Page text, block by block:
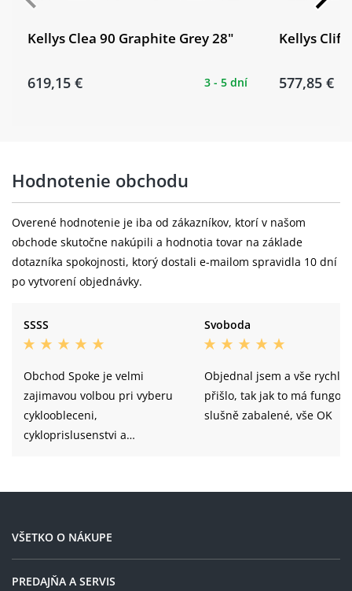
Kellys Clea 90 Graphite Grey 28"
619,15 € 3 - 5 dní
Kellys Cliff
577,85 €
Hodnotenie obchodu
Overené hodnotenie je iba od zákazníkov, ktorí v našom
obchode skutočne nakúpili a hodnotia tovar na základe
dotazníka spokojnosti, ktorý dostali e-mailom spravidla 10 dní
po vytvorení objednávky.
SSSS
Obchod Spoke je velmi
zajimavou volbou pri vyberu
cykloobleceni,
cykloprislusenstvi a
zkusenosti mohu nakup jen
zde jiz napr. cyklocomputer,
Nakup probehl vzdy bez
Svoboda
Objednal jsem a vše rychle
přišlo, tak jak to má
slušně zabalené, vše OK
VŠETKO O NÁKUPE
PREDAJŇA A SERVIS